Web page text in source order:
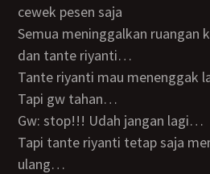
cewek pesen saja
Semua meninggalkan ruangan karaoke tinggal gw
dan tante riyanti…
Tante riyanti mau
Tapi gw tahan…
Gw: stop!!! Udah jangan lagi…
Tapi tante riyanti tetap saja meminumnya berulang
ulang…